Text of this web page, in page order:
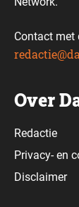
Contact met
Over
Redactie
Privacy-en
Disclaimer